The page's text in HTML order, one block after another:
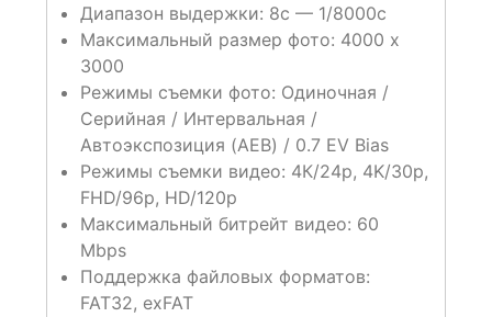
Диапазон выдержки: 8с — 1/8000с
Максимальный размер фото: 4000 х
3000
Режимы съемки фото: Одиночная /
Серийная / Интервальная /
Автоэкспозиция (AEB) / 0.7 EV Bias
Режимы съемки видео: 4К/24p, 4K/30p,
FHD/96p, HD/120p
Максимальный битрейт видео: 60
Mbps
Поддержка файловых форматов:
FAT32, exFAT